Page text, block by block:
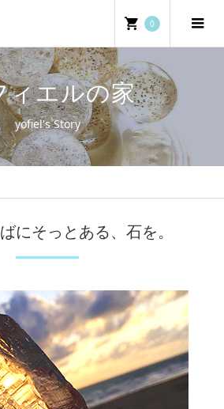
0
ィエルの家
yofiel's Story
にそっとある、石を。